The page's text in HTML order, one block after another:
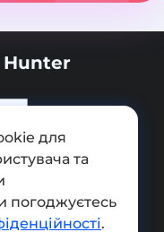
Hunter
для
та
погоджуєтесь
.